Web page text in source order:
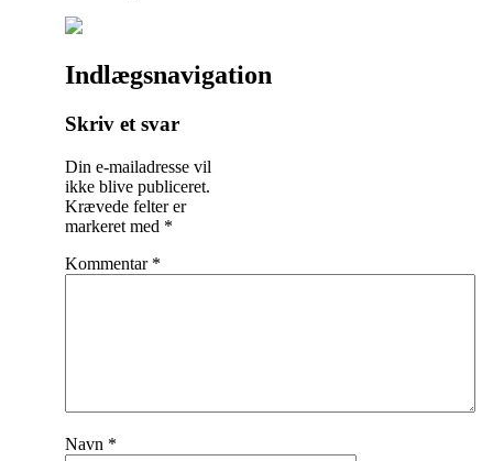
Indlægsnavigation
Skriv et svar
Din e-mailadresse vil
ikke blive publiceret.
Krævede felter er
markeret med *
Kommentar *
Navn *